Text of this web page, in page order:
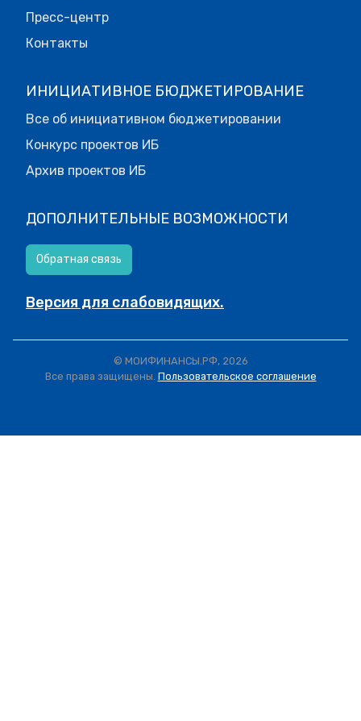
Пресс-центр
Контакты
ИНИЦИАТИВНОЕ БЮДЖЕТИРОВАНИЕ
Все об инициативном бюджетировании
Конкурс проектов ИБ
Архив проектов ИБ
ДОПОЛНИТЕЛЬНЫЕ ВОЗМОЖНОСТИ
Обратная связь
Версия для слабовидящих.
© МОИФИНАНСЫ.РФ, 2026
Все права защищены. Пользовательское соглашение